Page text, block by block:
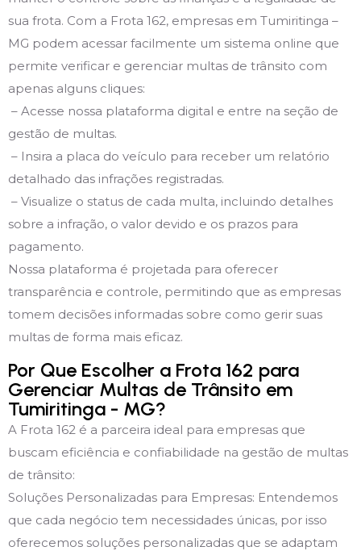
sua frota. Com a Frota 162, empresas em Tumiritinga –
MG podem acessar facilmente um sistema online que
permite verificar e gerenciar multas de trânsito com
apenas alguns cliques:
– Acesse nossa plataforma digital e entre na seção de
gestão de multas.
– Insira a placa do veículo para receber um relatório
detalhado das infrações registradas.
– Visualize o status de cada multa, incluindo detalhes
sobre a infração, o valor devido e os prazos para
pagamento.
Nossa plataforma é projetada para oferecer
transparência e controle, permitindo que as empresas
tomem decisões informadas sobre como gerir suas
multas de forma mais eficaz.
Por Que Escolher a Frota 162 para
Gerenciar Multas de Trânsito em
Tumiritinga - MG?
A Frota 162 é a parceira ideal para empresas que
buscam eficiência e confiabilidade na gestão de multas
de trânsito:
Soluções Personalizadas para Empresas: Entendemos
que cada negócio tem necessidades únicas, por isso
oferecemos soluções personalizadas que se adaptam